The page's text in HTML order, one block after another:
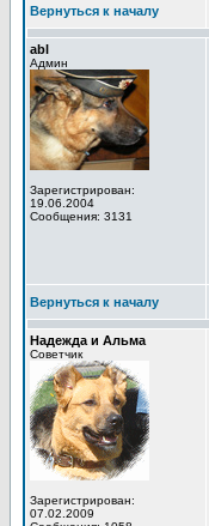
Вернуться к началу
abl
Админ
Зарегистрирован:
19.06.2004
Сообщения: 3131
Вернуться к началу
Надежда и Альма
Советчик
Зарегистрирован:
07.02.2009